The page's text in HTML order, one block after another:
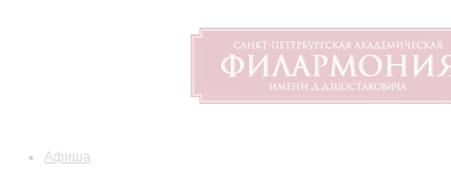
Афиша